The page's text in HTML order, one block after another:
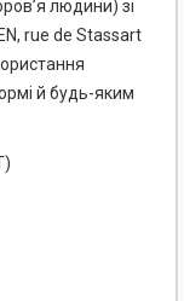
людини) зі
rue de Stassart
й будь-яким